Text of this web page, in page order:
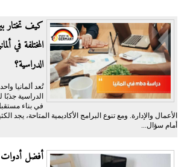
كيف تختار
المختلفة في
الدراسية؟
تُعد ألمانيا
الدراسية جذبًا
في بناء
الأعمال والإدارة. ومع تنوع البرامج الأكاديمية المتاحة، يجد
أمام سؤال...
أفضل أدوات